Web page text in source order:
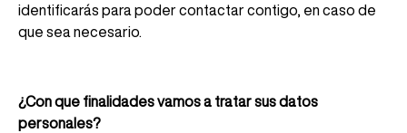
identificarás para poder contactar contigo, en caso de
que sea necesario.
¿Con que finalidades vamos a tratar sus datos
personales?